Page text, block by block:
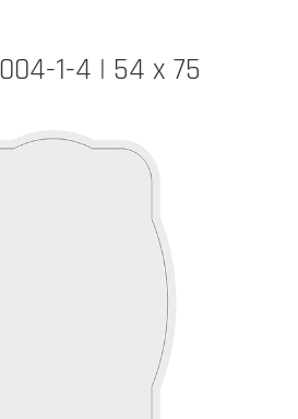
1-4 | 54 x 75